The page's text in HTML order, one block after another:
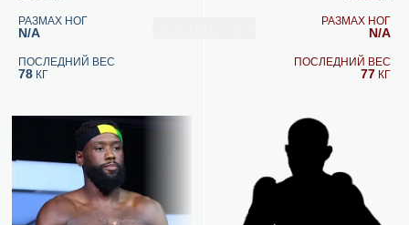
РАЗМАХ НОГ
N/A
ПОСЛЕДНИЙ ВЕС
78 КГ
РАЗМАХ НОГ
N/A
ПОСЛЕДНИЙ ВЕС
77 КГ